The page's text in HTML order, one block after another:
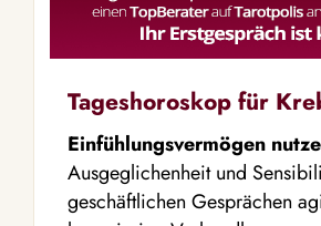
Tageshoroskop für
Einfühlungsvermögen
Ausgeglichenheit und
geschäftlichen Gesprächen